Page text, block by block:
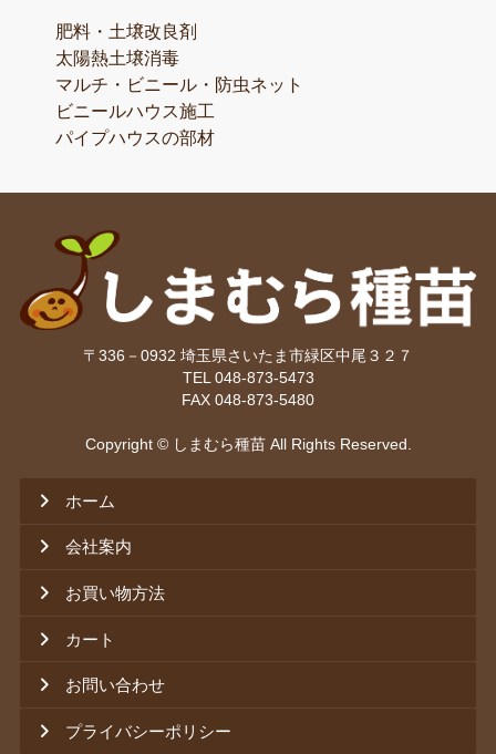
肥料・土壌改良剤
太陽熱土壌消毒
マルチ・ビニール・防虫ネット
ビニールハウス施工
パイプハウスの部材
〒336－0932 埼玉県さいたま市緑区中尾３２７
TEL 048-873-5473
FAX 048-873-5480
Copyright © しまむら種苗 All Rights Reserved.
ホーム
会社案内
お買い物方法
カート
お問い合わせ
プライバシーポリシー